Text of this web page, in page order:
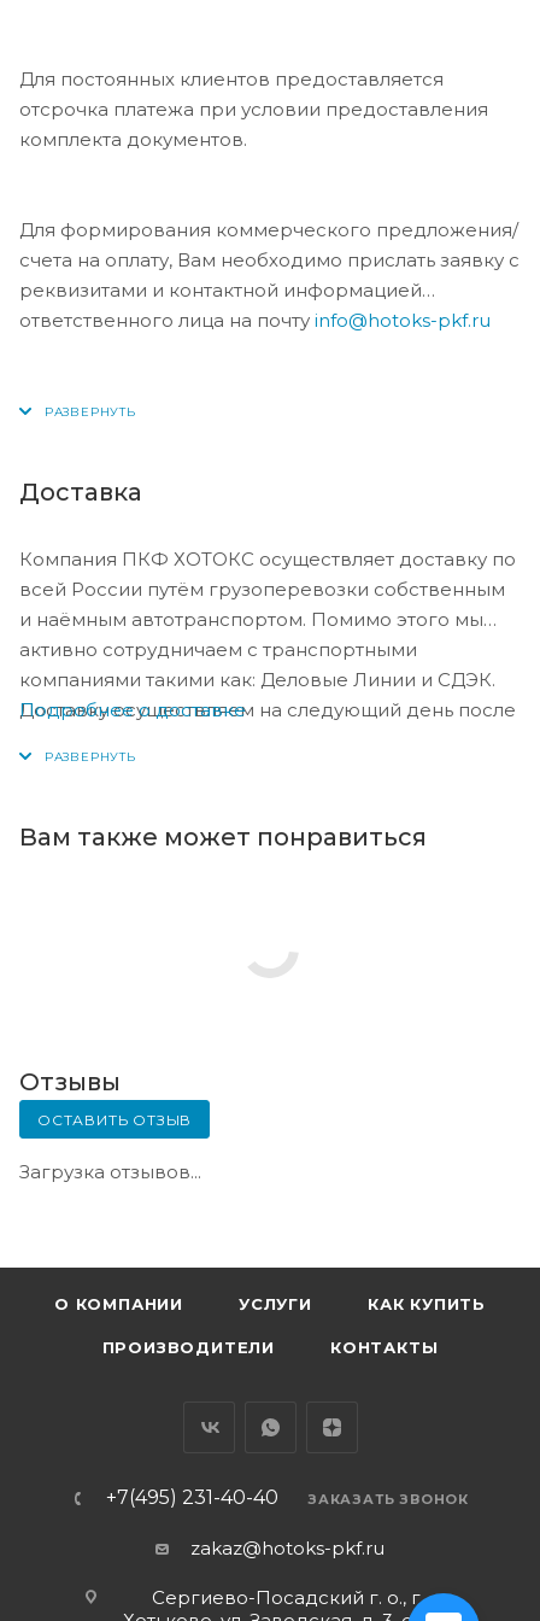
Для постоянных клиентов предоставляется
отсрочка платежа при условии предоставления
комплекта документов.
Для формирования коммерческого предложения/
счета на оплату, Вам необходимо прислать заявку с
реквизитами и контактной информацией
ответственного лица на почту info@hotoks-pkf.ru
Доставка
Компания ПКФ ХОТОКС осуществляет доставку по
всей России путём грузоперевозки собственным
и наёмным автотранспортом. Помимо этого мы
активно сотрудничаем с транспортными
компаниями такими как: Деловые Линии и СДЭК.
Доставку осуществляем на следующий день после
Подробнее о доставке
Вам также может понравиться
Отзывы
ОСТАВИТЬ ОТЗЫВ
Загрузка отзывов...
О КОМПАНИИ УСЛУГИ КАК КУПИТЬ
ПРОИЗВОДИТЕЛИ КОНТАКТЫ
+7(495) 231-40-40 ЗАКАЗАТЬ ЗВОНОК
zakaz@hotoks-pkf.ru
Сергиево-Посадский г. о., г.